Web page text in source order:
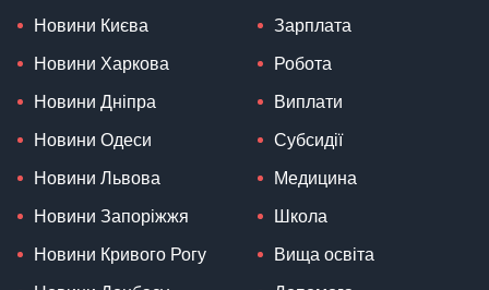
Новини Києва
Новини Харкова
Новини Дніпра
Новини Одеси
Новини Львова
Новини Запоріжжя
Новини Кривого Рогу
Зарплата
Робота
Виплати
Субсидії
Медицина
Школа
Вища освіта